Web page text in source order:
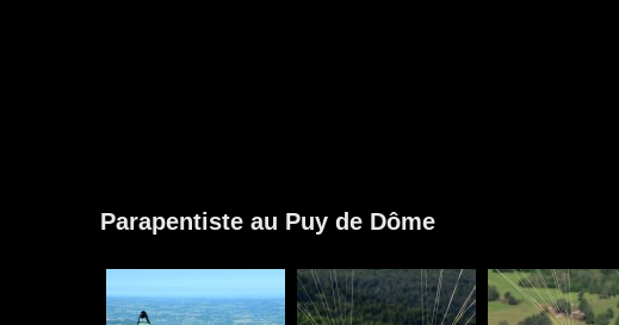
Parapentiste au Puy de Dôme